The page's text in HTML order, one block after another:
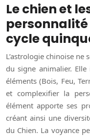
Le chien et
cycle
L’astrologie chinoise ne
du signe animalier.
éléments (Bois, Feu,
et complexifier la
élément apporte ses
créant ainsi une
du Chien. La voyance